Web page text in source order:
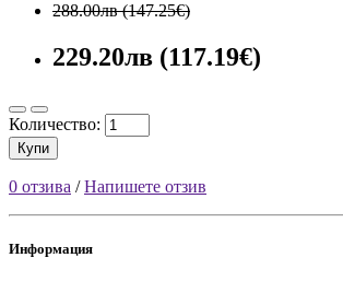
288.00лв (147.25€)
229.20лв (117.19€)
Количество:
Купи
0 отзива /Напишете отзив
Информация